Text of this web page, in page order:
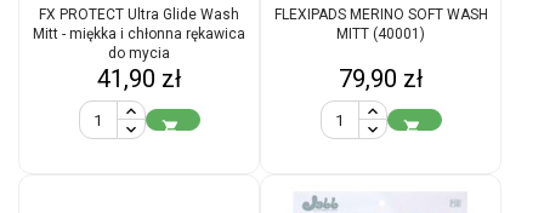
FX PROTECT Ultra Glide Wash
Mitt - miękka i chłonna rękawica
do mycia
Cena
41,90 zł

FLEXIPADS MERINO SOFT WASH
MITT (40001)
Cena
79,90 zł
